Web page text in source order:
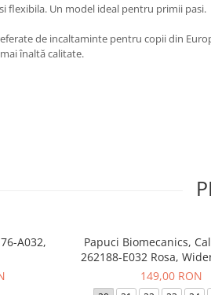
flexibila. Un model ideal pentru primii pasi.
de incaltaminte pentru copii din
înaltă calitate.
A032,
Papuci Biomecanics,
262188-E032 Rosa,
149,00 RON